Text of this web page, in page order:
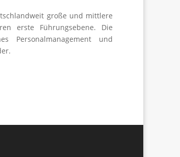
große und mittlere
erste Führungsebene. Die
Personalmanagement und